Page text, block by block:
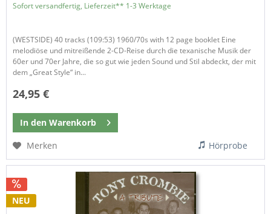
Sofort versandfertig, Lieferzeit** 1-3 Werktage
(WESTSIDE) 40 tracks (109:53) 1960/70s with 12 page booklet Eine
melodiöse und mitreißende 2-CD-Reise durch die texanische Musik der
60er und 70er Jahre, die so gut wie jeden Sound und Stil abdeckt, der mit
dem „Great Style“ in...
24,95 €
In den Warenkorb
Merken
Hörprobe
NEU